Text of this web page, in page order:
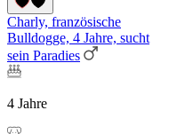
Charly, französische
Bulldogge, 4 Jahre, sucht
sein Paradies
4 Jahre